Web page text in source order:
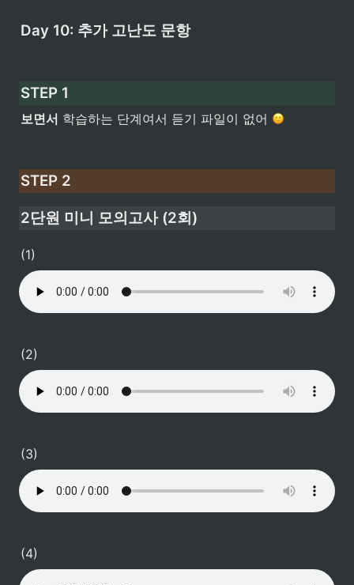
Day 10: 추가 고난도 문항
STEP 1
보면서 학습하는 단계여서 듣기 파일이 없어
STEP 2
2단원 미니 모의고사 (2회)
(1)
(2)
(3)
(4)